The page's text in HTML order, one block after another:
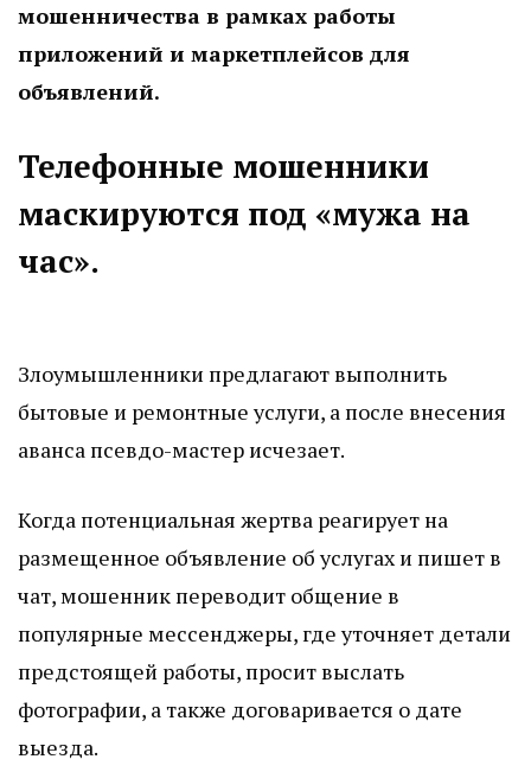
мошенничества в рамках работы
приложений и маркетплейсов для
объявлений.
Телефонные мошенники
маскируются под «мужа на
час».
Злоумышленники предлагают выполнить
бытовые и ремонтные услуги, а после внесения
аванса псевдо-мастер исчезает.
Когда потенциальная жертва реагирует на
размещенное объявление об услугах и пишет в
чат, мошенник переводит общение в
популярные мессенджеры, где уточняет детали
предстоящей работы, просит выслать
фотографии, а также договаривается о дате
выезда.